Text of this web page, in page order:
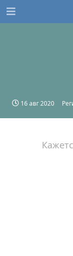
16 авг 2020